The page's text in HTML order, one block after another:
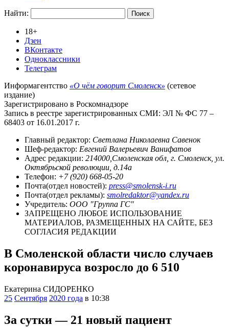
Найти:
18+
Дзен
ВКонтакте
Одноклассники
Телеграм
Информагентство «О чём говорит Смоленск» (сетевое
издание)
Зарегистрировано в Роскомнадзоре
Запись в реестре зарегистрированных СМИ: ЭЛ № ФС 77 –
68403 от 16.01.2017 г.
Главный редактор: Светлана Николаевна Савенок
Шеф-редактор: Евгений Валерьевич Ванифатов
Адрес редакции: 214000,Смоленская обл, г. Смоленск, ул.
Октябрьской революции, д.14а
Телефон: +7 (920) 668-05-20
Почта(отдел новостей): press@smolensk-i.ru
Почта(отдел рекламы): smolredaktor@yandex.ru
Учредитель: ООО "Группа ГС"
ЗАПРЕЩЕНО ЛЮБОЕ ИСПОЛЬЗОВАНИЕ
МАТЕРИАЛОВ, РАЗМЕЩЕННЫХ НА САЙТЕ, БЕЗ
СОГЛАСИЯ РЕДАКЦИИ
В Смоленской области число случаев
коронавируса возросло до 6 510
Екатерина СИДОРЕНКО
25 Сентября 2020 года в 10:38
За сутки — 21 новый пациент